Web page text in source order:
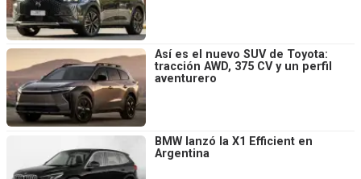
Así es el nuevo SUV de Toyota:
tracción AWD, 375 CV y un perfil
aventurero
BMW lanzó la X1 Efficient en
Argentina